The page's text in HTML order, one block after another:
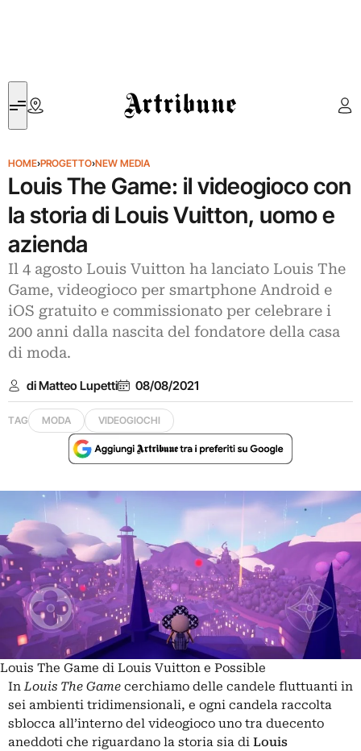
Artribune
HOME›PROGETTO›NEW MEDIA
Louis The Game: il videogioco con
la storia di Louis Vuitton, uomo e
azienda
Il 4 agosto Louis Vuitton ha lanciato Louis The
Game, videogioco per smartphone Android e
iOS gratuito e commissionato per celebrare i
200 anni dalla nascita del fondatore della casa
di moda.
di Matteo Lupetti 08/08/2021
TAG MODA VIDEOGIOCHI
Louis The Game di Louis Vuitton e Possible
InLouis The Game cerchiamo delle candele fluttuanti in
sei ambienti tridimensionali, e ogni candela raccolta
sblocca all’interno del videogioco uno tra duecento
aneddoti che riguardano la storia sia di Louis